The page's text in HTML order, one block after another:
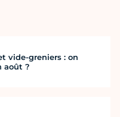
vide-greniers : on
août ?